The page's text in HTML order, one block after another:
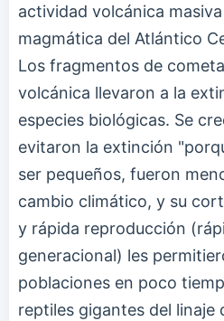
actividad volcánica
magmática del Atlántico
Los fragmentos de
volcánica llevaron a la
especies biológicas. Se
evitaron la extinción
ser pequeños, fueron
cambio climático, y su
y rápida reproducción
generacional) les
poblaciones en poco
reptiles gigantes del linaje